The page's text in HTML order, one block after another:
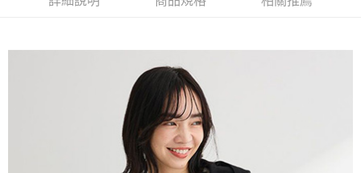
1.分期款項不併入電信帳單，「大哥付你分期」於每月結算日後寄送繳費提
2.透過簡訊連結打開帳單後，可選擇「超商條碼／台灣大直營門市／銀行轉
帳／街口支付／iPASS MONEY」等通路繳費。
【關於「AFTEE先享後付」】
１．簡單：不需註冊會員、不需綁卡、不需儲值。
２．便利：只要手機號碼，簡訊認證，即可結帳。
３．安心：先確認商品／服務後，再付款。
【「AFTEE先享後付」結帳流程】
１．於結帳方式選擇「AFTEE先享後付」後，將跳轉至「AFTEE先享後付」
結帳頁面，進行簡訊認證並確認金額後，即可完成結帳。
２．訂單成立數日內，您將收到繳費通知簡訊。
３．收到繳費通知簡訊後14天內，點擊此簡訊中的連結，可透過四大超商／
每筆NT$60，滿NT$388(含以上)免運費
每筆NT$60，滿NT$388(含以上)免運費